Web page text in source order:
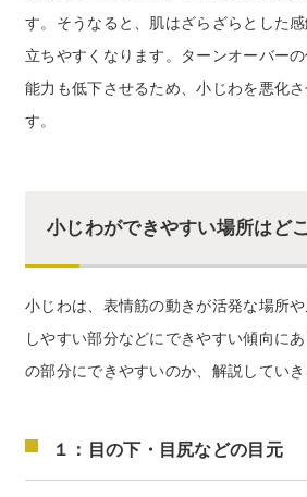
す。そうなると、肌はざらざらとした
立ちやすくなります。ターンオーバー
能力も低下させるため、小じわを悪化
す。
小じわができやすい場所はど
小じわは、表情筋の動きが活発な場所
しやすい部分などにできやすい傾向に
の部分にできやすいのか、解説していき
１：目の下・目尻などの目元